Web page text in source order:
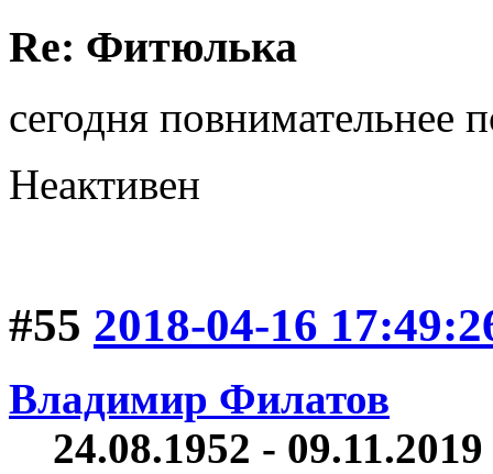
Re: Фитюлька
сегодня повнимательнее
Неактивен
#55 2018-04-16
Владимир Филатов
24.08.1952 -